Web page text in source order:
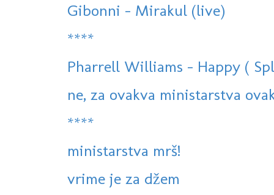
Gibonni - Mirakul (live)
****
Pharrell Williams - Happy (
ne, za ovakva ministarstva
****
ministarstva mrš!
vrime je za džem